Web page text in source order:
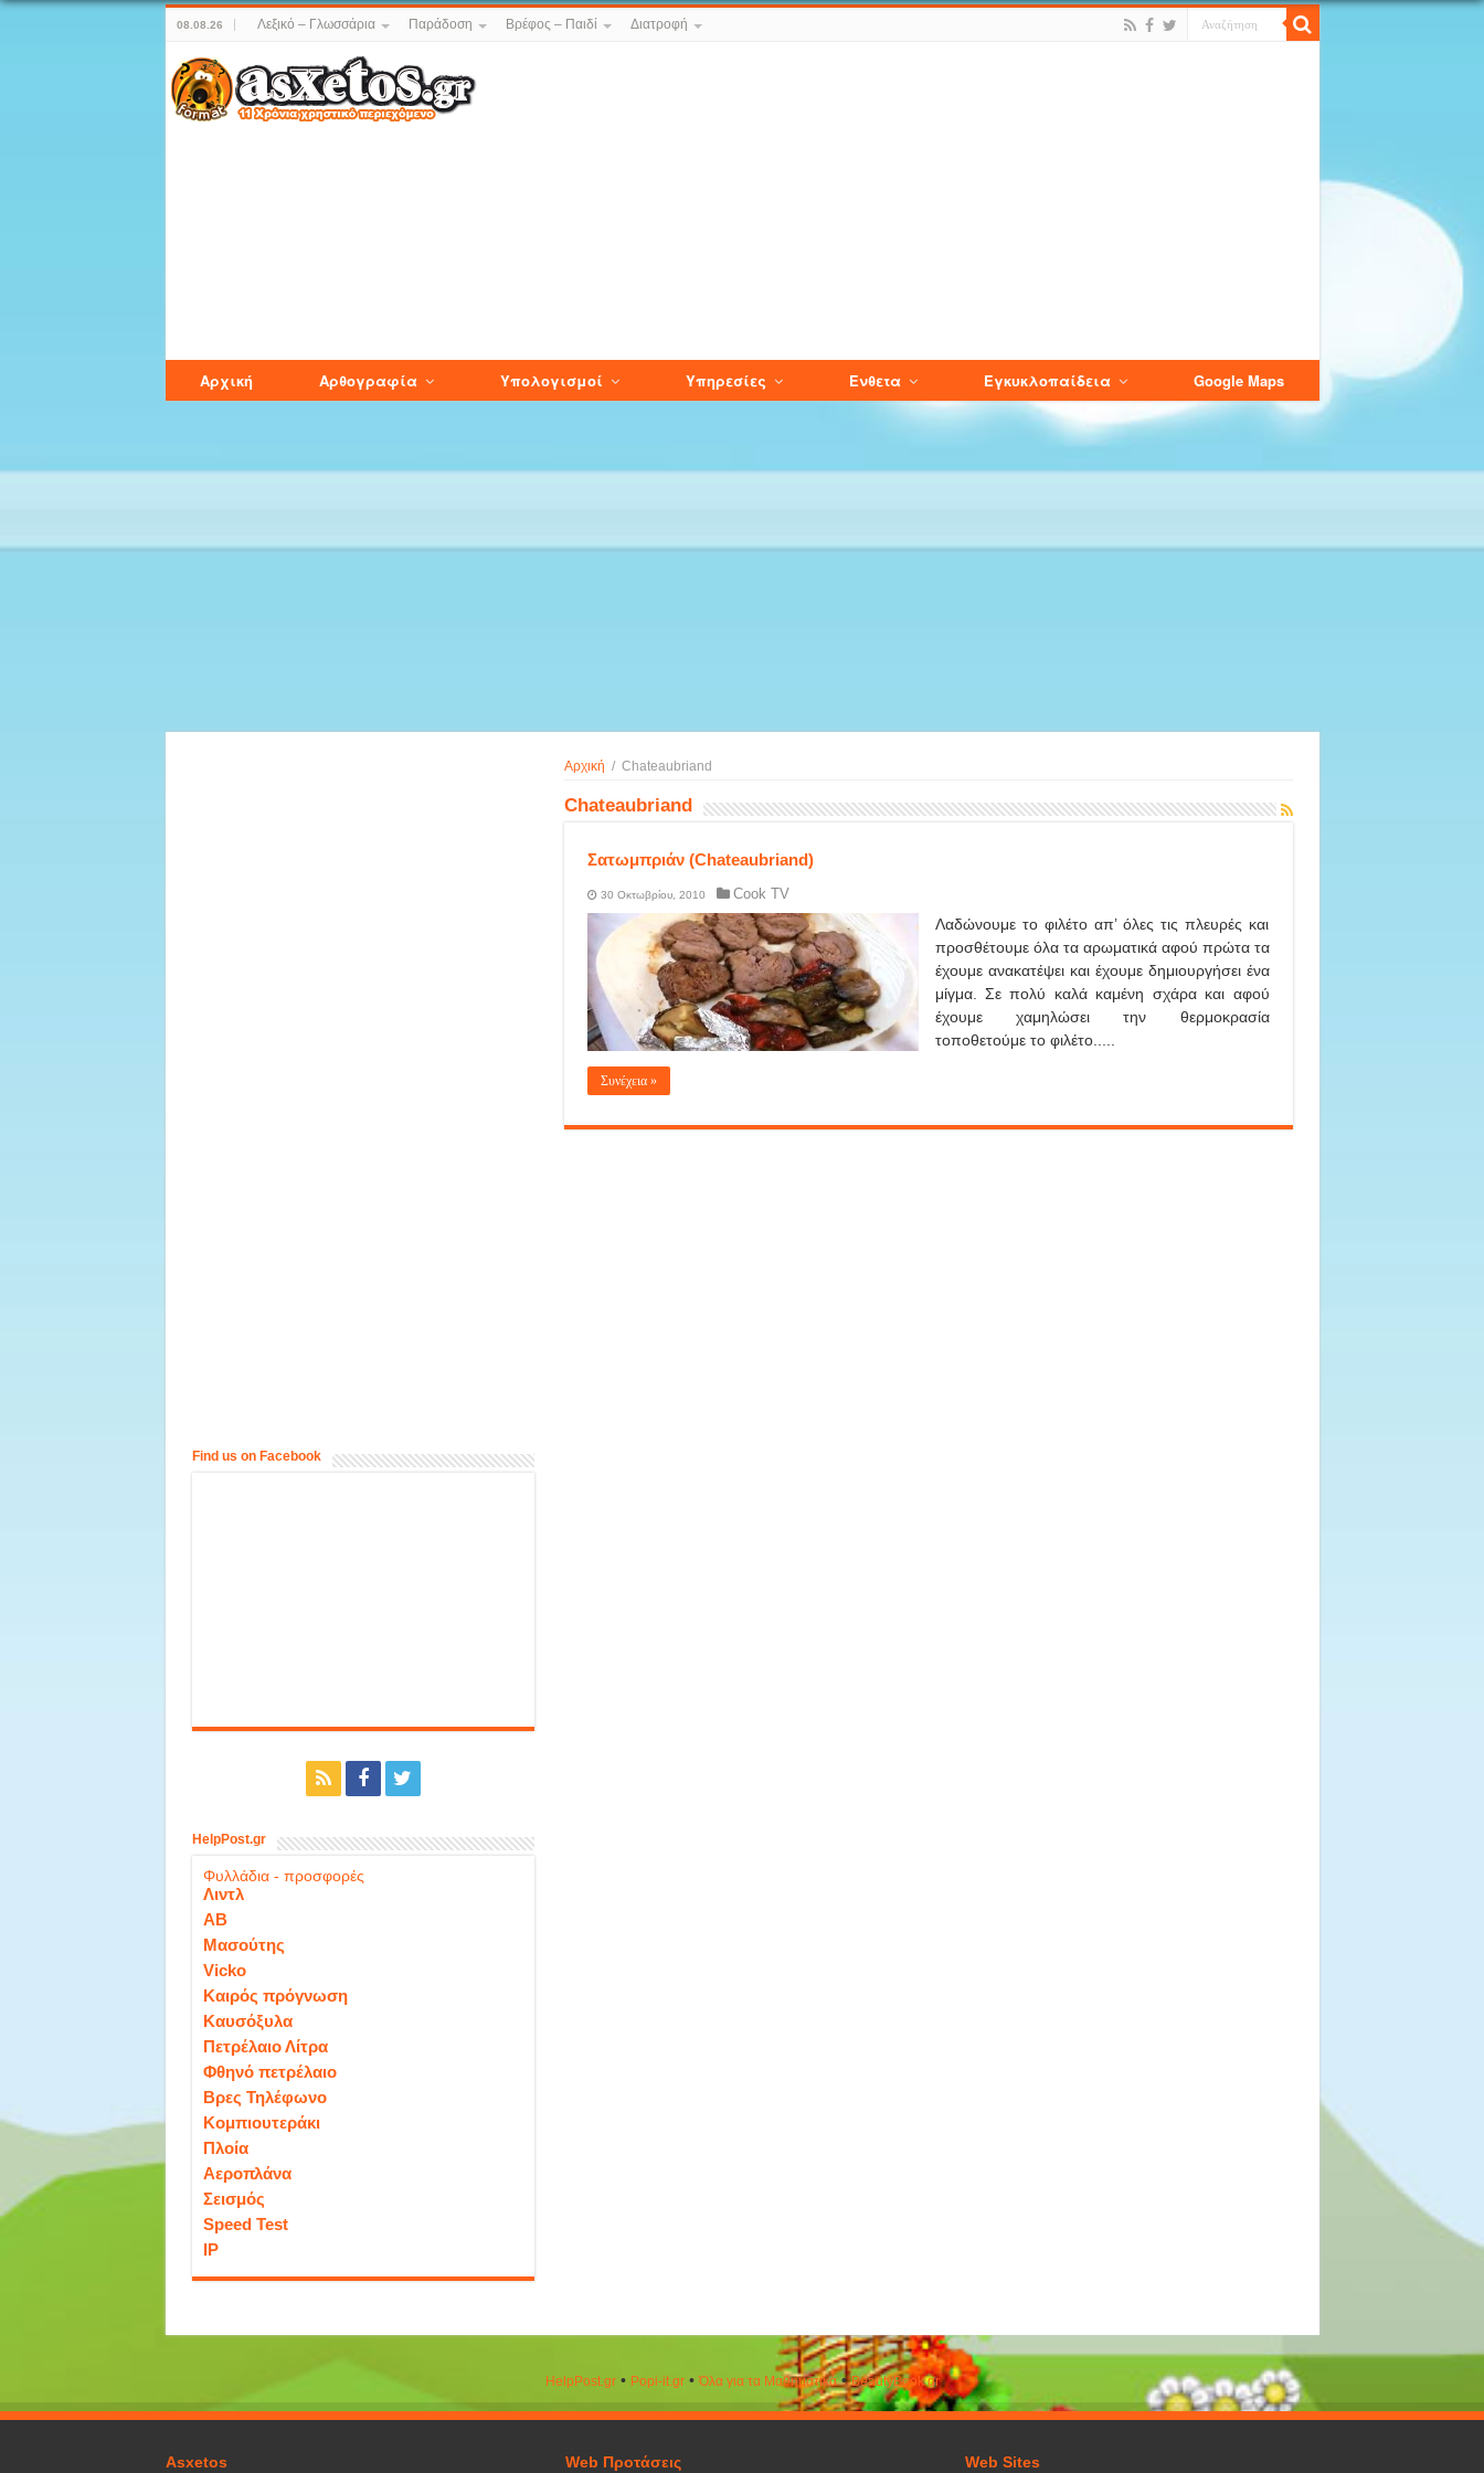
08.08.26 Λεξικό – Γλωσσάρια Παράδοση Βρέφος – Παιδί Διατροφή
Αρχική Αρθογραφία Υπολογισμοί Υπηρεσίες Ενθετα Εγκυκλοπαίδεια Google Maps
Αρχική / Chateaubriand
Chateaubriand
Σατωμπριάν (Chateaubriand)
30 Οκτωβρίου, 2010 Cook TV
Λαδώνουμε το φιλέτο απ’ όλες τις πλευρές και
προσθέτουμε όλα τα αρωματικά αφού πρώτα τα
έχουμε ανακατέψει και έχουμε δημιουργήσει ένα
μίγμα. Σε πολύ καλά καμένη σχάρα και αφού
έχουμε χαμηλώσει την θερμοκρασία
τοποθετούμε το φιλέτο.....
Συνέχεια »
Find us on Facebook
HelpPost.gr
Φυλλάδια - προσφορές
Λιντλ
ΑΒ
Μασούτης
Vicko
Καιρός πρόγνωση
Καυσόξυλα
Πετρέλαιο Λίτρα
Φθηνό πετρέλαιο
Βρες Τηλέφωνο
Κομπιουτεράκι
Πλοία
Αεροπλάνα
Σεισμός
Speed Test
IP
HelpPost.gr• Popi-it.gr•Όλα για τα Μαθηματικά•ΒeautyΒook.gr
Asxetos Web Προτάσεις Web Sites